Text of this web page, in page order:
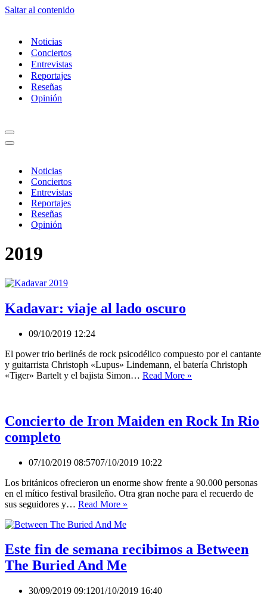
Saltar al contenido
Noticias
Conciertos
Entrevistas
Reportajes
Reseñas
Opinión
Menú
de
Menú
Noticias
Conciertos
Entrevistas
Reportajes
Reseñas
Opinión
2019
Kadavar: viaje al lado oscuro
09/10/2019 12:24
El power trio berlinés de rock psicodélico compuesto por el cantante
y guitarrista Christoph «Lupus» Lindemann, el batería Christoph
«Tiger» Bartelt y el bajista Simon… Read More »
oscuro
Concierto de Iron Maiden en Rock In Rio
completo
07/10/2019 08:5707/10/2019 10:22
Los británicos ofrecieron un enorme show frente a 90.000 personas
en el mítico festival brasileño. Otra gran noche para el recuerdo de
sus seguidores y… Read More »
en
Rock
completo
Este fin de semana recibimos a Between
The Buried And Me
30/09/2019 09:1201/10/2019 16:40